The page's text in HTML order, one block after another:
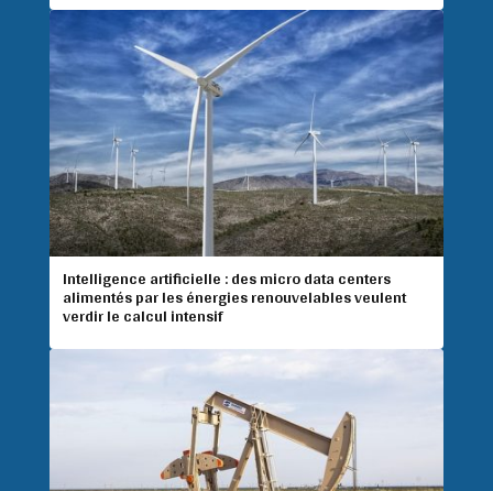
Intelligence artificielle : des micro data centers
alimentés par les énergies renouvelables veulent
verdir le calcul intensif